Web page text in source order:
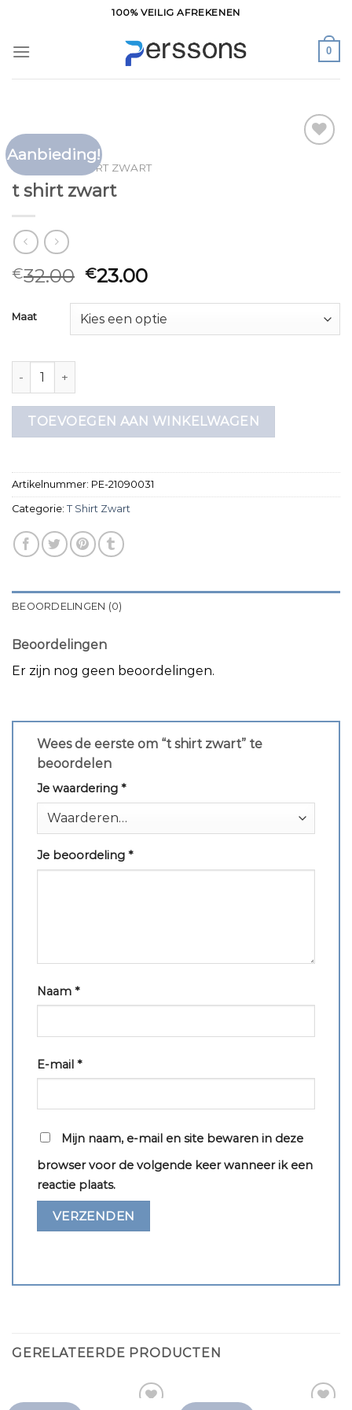
inhoud
100% VEILIG AFREKENEN
0
Aanbieding!
HOME T SHIRT ZWART
t shirt zwart
€32.00 €23.00
Maat
t shirt zwart aantal
TOEVOEGEN AAN WINKELWAGEN
Artikelnummer: PE-21090031
Categorie: T Shirt Zwart
BEOORDELINGEN (0)
Beoordelingen
Er zijn nog geen beoordelingen.
Wees de eerste om “t shirt zwart” te
beoordelen
Je waardering *
Je beoordeling *
Naam *
E-mail *
Mijn naam, e-mail en site bewaren in deze
browser voor de volgende keer wanneer ik een
reactie plaats.
GERELATEERDE PRODUCTEN